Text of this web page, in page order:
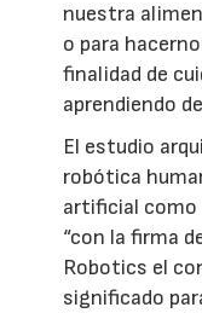
nuestra
o para
finalidad de
aprendiendo
El estudio
robótica
artificial como
“con la firma
Robotics el
significado